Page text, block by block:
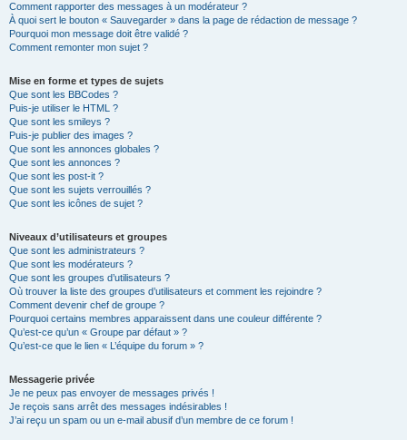
Comment rapporter des messages à un modérateur ?
À quoi sert le bouton « Sauvegarder » dans la page de rédaction de message ?
Pourquoi mon message doit être validé ?
Comment remonter mon sujet ?
Mise en forme et types de sujets
Que sont les BBCodes ?
Puis-je utiliser le HTML ?
Que sont les smileys ?
Puis-je publier des images ?
Que sont les annonces globales ?
Que sont les annonces ?
Que sont les post-it ?
Que sont les sujets verrouillés ?
Que sont les icônes de sujet ?
Niveaux d’utilisateurs et groupes
Que sont les administrateurs ?
Que sont les modérateurs ?
Que sont les groupes d’utilisateurs ?
Où trouver la liste des groupes d’utilisateurs et comment les rejoindre ?
Comment devenir chef de groupe ?
Pourquoi certains membres apparaissent dans une couleur différente ?
Qu’est-ce qu’un « Groupe par défaut » ?
Qu’est-ce que le lien « L’équipe du forum » ?
Messagerie privée
Je ne peux pas envoyer de messages privés !
Je reçois sans arrêt des messages indésirables !
J’ai reçu un spam ou un e-mail abusif d’un membre de ce forum !